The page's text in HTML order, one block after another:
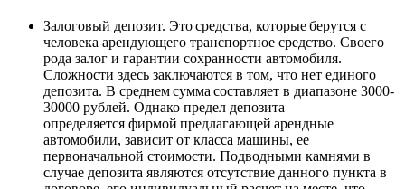
Залоговый депозит. Это средства, которые берутся с
человека арендующего транспортное средство. Своего
рода залог и гарантии сохранности автомобиля.
Сложности здесь заключаются в том, что нет единого
депозита. В среднем сумма составляет в диапазоне 3000-
30000 рублей. Однако предел депозита
определяется фирмой предлагающей арендные
автомобили, зависит от класса машины, ее
первоначальной стоимости. Подводными камнями в
случае депозита являются отсутствие данного пункта в